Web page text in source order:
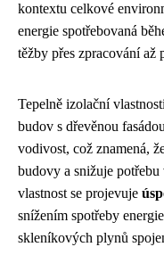
kontextu celkové
energie spotřebovaná
těžby přes zpracování až
Tepelně izolační
budov s dřevěnou
vodivost, což znamená,
budovy a snižuje
vlastnost se projevuje
snížením spotřeby
skleníkových plynů